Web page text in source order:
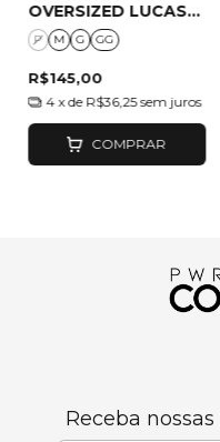
OVERSIZED LUCAS
DA ROSA
P M G GG
R$145,00
4 x de R$36,25 sem juros
COMPRAR
Receba